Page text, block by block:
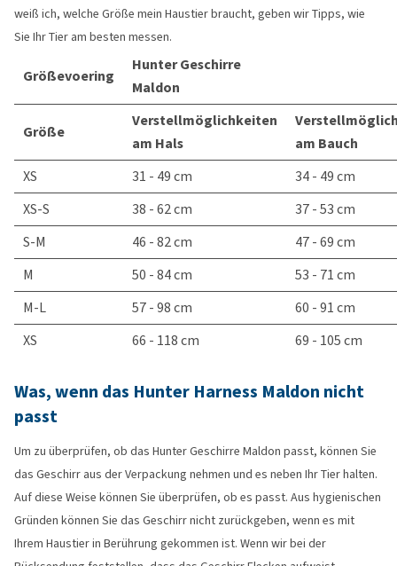
weiß ich, welche Größe mein Haustier braucht, geben wir Tipps, wie
Sie Ihr Tier am besten messen.
Größevoering
Hunter Geschirre
Maldon
Größe
Verstellmöglichkeiten
am Hals
am Bauch
XS
31 - 49 cm
34 - 49 cm
XS-S
38 - 62 cm
37 - 53 cm
S-M
46 - 82 cm
47 - 69 cm
M
50 - 84 cm
53 - 71 cm
M-L
57 - 98 cm
60 - 91 cm
XS
66 - 118 cm 69 - 105 cm
Was, wenn das Hunter Harness Maldon nicht
passt
Um zu überprüfen, ob das Hunter Geschirre Maldon passt, können Sie
das Geschirr aus der Verpackung nehmen und es neben Ihr Tier halten.
Auf diese Weise können Sie überprüfen, ob es passt. Aus hygienischen
Gründen können Sie das Geschirr nicht zurückgeben, wenn es mit
Ihrem Haustier in Berührung gekommen ist. Wenn wir bei der